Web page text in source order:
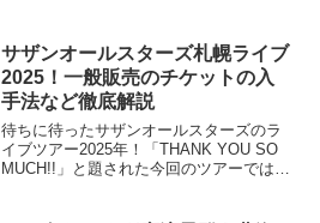
2025年の今年も、例年に負けない賑わい
が予想されます。...
サザンオールスターズ札幌ライブ
2025！一般販売のチケットの入
手法など徹底解説
待ちに待ったサザンオールスターズのラ
イブツアー2025年！「THANK YOU SO
MUCH!!」と題された今回のツアーでは、